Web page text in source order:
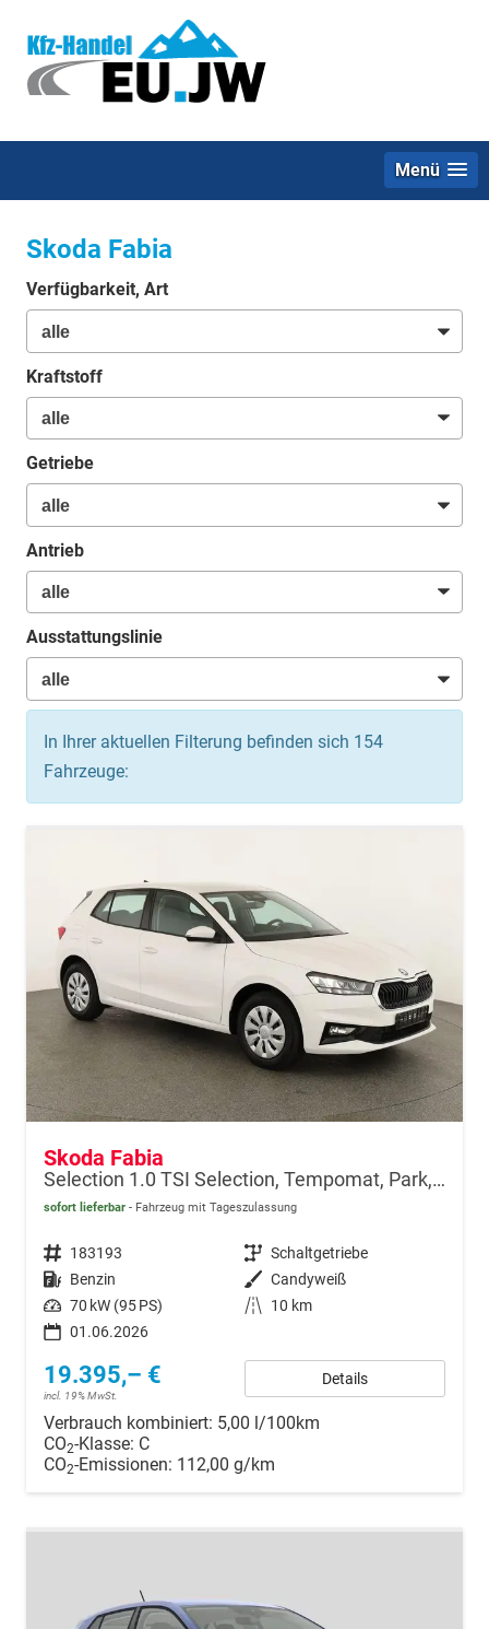
Menü
Skoda Fabia
Verfügbarkeit, Art
Kraftstoff
Getriebe
Antrieb
Ausstattungslinie
In Ihrer aktuellen Filterung befinden sich 154
Fahrzeuge:
Skoda Fabia
Selection 1.0 TSI Selection, Tempomat, Park, Winterpaket, SmartLink, 4 J.-Garantie
sofort lieferbar Fahrzeug mit Tageszulassung
Fahrzeugnr. 183193 Getriebe Schaltgetriebe
Kraftstoff Benzin Außenfarbe Candyweiß
Leistung 70 kW (95 PS) Kilometerstand
10 km
01.06.2026
19.395,– €
incl. 19% MwSt.
Details
Verbrauch kombiniert: 5,00 l/100km
CO2-Klasse: C
CO2-Emissionen: 112,00 g/km